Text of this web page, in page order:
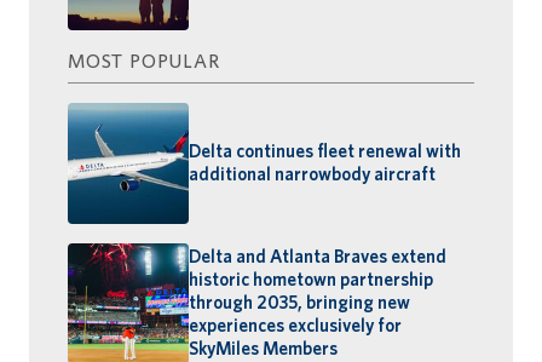
MOST POPULAR
Delta continues fleet renewal with
additional narrowbody aircraft
Delta and Atlanta Braves extend
historic hometown partnership
through 2035, bringing new
experiences exclusively for
SkyMiles Members